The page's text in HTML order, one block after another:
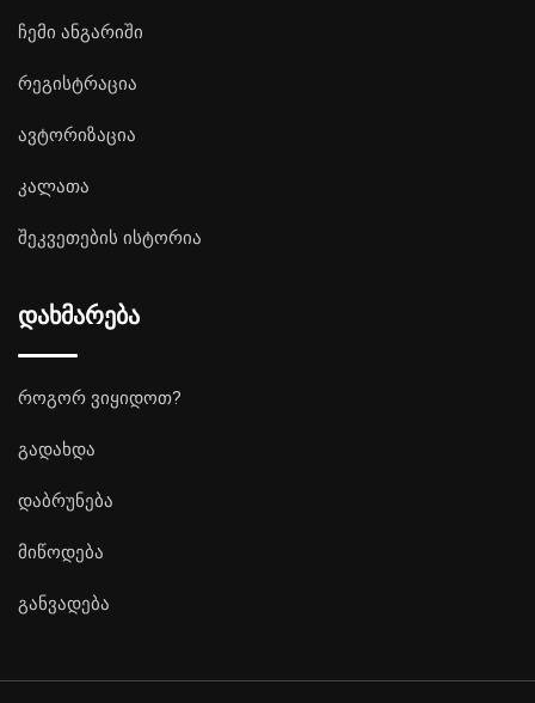
ჩემი ანგარიში
რეგისტრაცია
ავტორიზაცია
კალათა
შეკვეთების ისტორია
დახმარება
როგორ ვიყიდოთ?
გადახდა
დაბრუნება
მიწოდება
განვადება